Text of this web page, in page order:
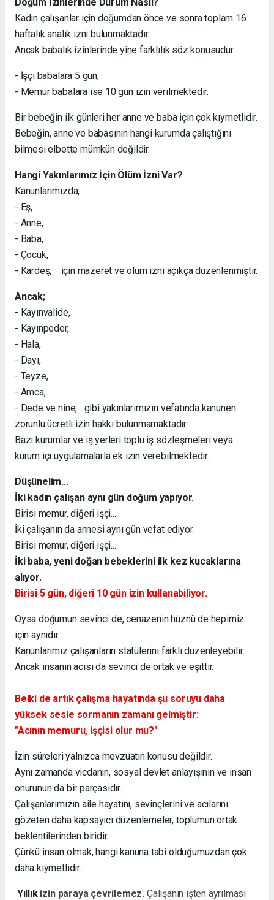
Kadın çalışanlar için doğumdan önce ve sonra toplam 16
haftalık analık izni bulunmaktadır.
Ancak babalık izinlerinde yine farklılık söz konusudur.
- İşçi babalara 5 gün,
- Memur babalara ise 10 gün izin verilmektedir.
Bir bebeğin ilk günleri her anne ve baba için çok kıymetlidir.
Bebeğin, anne ve babasının hangi kurumda çalıştığını
bilmesi elbette mümkün değildir.
Hangi Yakınlarımız İçin Ölüm İzni Var?
Kanunlarımızda;
- Eş,
- Anne,
- Baba,
- Çocuk,
- Kardeş, için mazeret ve ölüm izni açıkça düzenlenmiştir.
Ancak;
- Kayınvalide,
- Kayınpeder,
- Hala,
- Dayı,
- Teyze,
- Amca,
- Dede ve nine, gibi yakınlarımızın vefatında kanunen
zorunlu ücretli izin hakkı bulunmamaktadır.
Bazı kurumlar ve iş yerleri toplu iş sözleşmeleri veya
kurum içi uygulamalarla ek izin verebilmektedir.
Düşünelim...
İki kadın çalışan aynı gün doğum yapıyor.
Birisi memur, diğeri işçi...
İki çalışanın da annesi aynı gün vefat ediyor.
Birisi memur, diğeri işçi...
İki baba, yeni doğan bebeklerini ilk kez kucaklarına
alıyor.
Birisi 5 gün, diğeri 10 gün izin kullanabiliyor.
Oysa doğumun sevinci de, cenazenin hüznü de hepimiz
için aynıdır.
Kanunlarımız çalışanların statülerini farklı düzenleyebilir.
Ancak insanın acısı da sevinci de ortak ve eşittir.
Belki de artık çalışma hayatında şu soruyu daha
yüksek sesle sormanın zamanı gelmiştir:
"Acının memuru, işçisi olur mu?"
İzin süreleri yalnızca mevzuatın konusu değildir.
Aynı zamanda vicdanın, sosyal devlet anlayışının ve insan
onurunun da bir parçasıdır.
Çalışanlarımızın aile hayatını, sevinçlerini ve acılarını
gözeten daha kapsayıcı düzenlemeler, toplumun ortak
beklentilerinden biridir.
Çünkü insan olmak, hangi kanuna tabi olduğumuzdan çok
daha kıymetlidir.
Yıllıkizin paraya çevrilemez. Çalışanın işten ayrılması